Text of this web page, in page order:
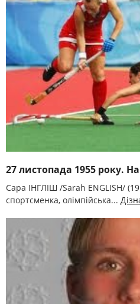
27 листопада 1955 року.
Сара ІНГЛІШ /Sarah ENGLISH/
спортсменка, олімпійська...